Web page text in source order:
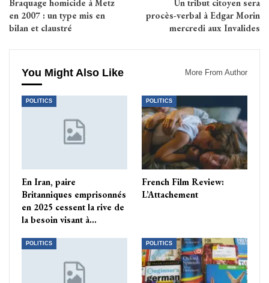
Braquage homicide à Metz
en 2007 : un type mis en
bilan et claustré
Un tribut citoyen sera
procès-verbal à Edgar Morin
mercredi aux Invalides
You Might Also Like More From Author
POLITICS
En Iran, paire
Britanniques emprisonnés
en 2025 cessent la rive de
la besoin visant à…
POLITICS
French Film Review:
L’Attachement
POLITICS POLITICS